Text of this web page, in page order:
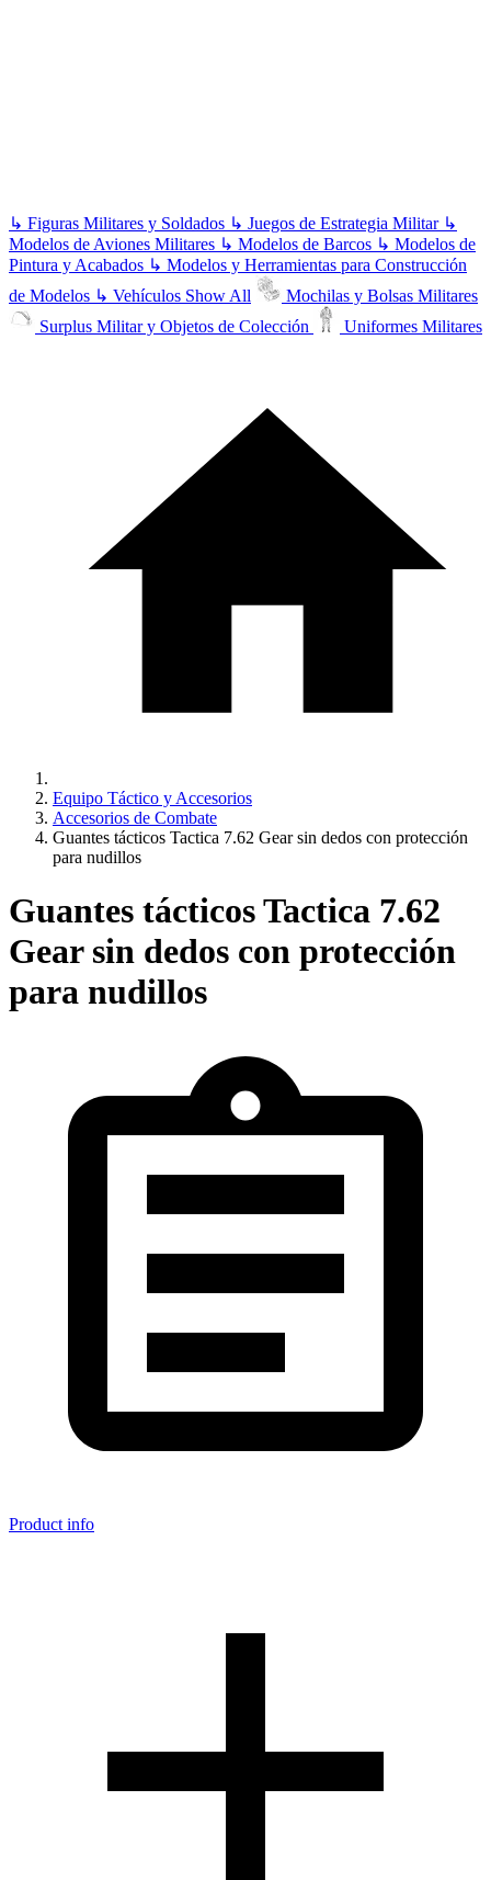
↳ Figuras Militares y Soldados ↳ Juegos de Estrategia Militar ↳
Modelos de Aviones Militares ↳ Modelos de Barcos ↳ Modelos de
Pintura y Acabados ↳ Modelos y Herramientas para Construcción
de Modelos ↳ Vehículos Show All
Mochilas y Bolsas Militares
Surplus Militar y Objetos de Colección
Uniformes Militares
Equipo Táctico y Accesorios
Accesorios de Combate
Guantes tácticos Tactica 7.62 Gear sin dedos con protección
para nudillos
Guantes tácticos Tactica 7.62
Gear sin dedos con protección
para nudillos
Product info